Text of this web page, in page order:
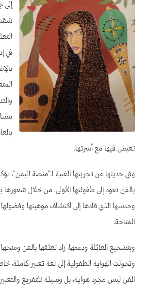
إلى
في
تعيش فيها مع أسرتها.
وفي حديثها عن تجربتها الفنية لـ"منصة اليمن"،
بالفن تعود إلى طفولتها الأولى، من خلال شعورها
وحدسها الذي قادها إلى اكتشاف موهبتها
المتاحة.
وبتشجيع العائلة ودعمها، زاد تعلقها بالفن
وتحولت الهواية الطفولية إلى لغة تعبير كاملة،
الفن ليس مجرد هواية، بل وسيلة للتفريغ